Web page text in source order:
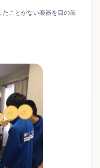
ことがない楽器を目の前